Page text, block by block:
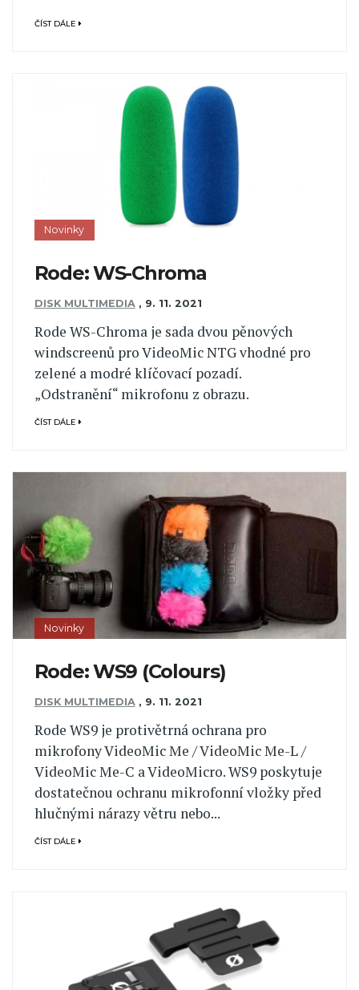
ČÍST DÁLE
Novinky
Rode: WS-Chroma
DISK MULTIMEDIA , 9. 11. 2021
Rode WS-Chroma je sada dvou pěnových
windscreenů pro VideoMic NTG vhodné pro
zelené a modré klíčovací pozadí.
„Odstranění“ mikrofonu z obrazu.
ČÍST DÁLE
Novinky
Rode: WS9 (Colours)
DISK MULTIMEDIA , 9. 11. 2021
Rode WS9 je protivětrná ochrana pro
mikrofony VideoMic Me / VideoMic Me-L /
VideoMic Me-C a VideoMicro. WS9 poskytuje
dostatečnou ochranu mikrofonní vložky před
hlučnými nárazy větru nebo...
ČÍST DÁLE